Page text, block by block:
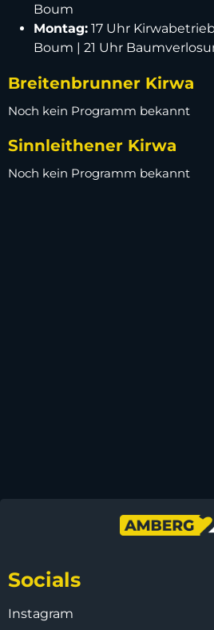
Boum
Montag: 17 Uhr
Boum | 21 Uhr
Breitenbrunner Kirwa
Noch kein Programm bekannt
Sinnleithener Kirwa
Noch kein Programm bekannt
Socials
Instagram